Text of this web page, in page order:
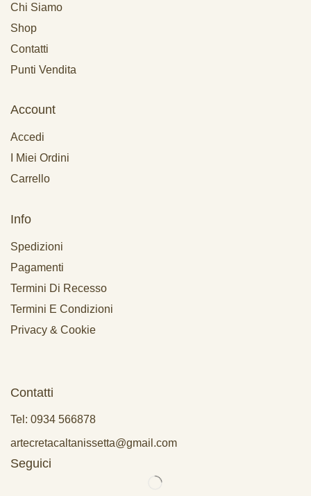
Chi Siamo
Shop
Contatti
Punti Vendita
Account
Accedi
I Miei Ordini
Carrello
Info
Spedizioni
Pagamenti
Termini Di Recesso
Termini E Condizioni
Privacy & Cookie
Contatti
Tel: 0934 566878
artecretacaltanissetta@gmail.com
Seguici